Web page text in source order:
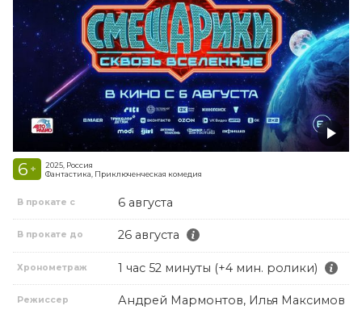
6 +
2025, Россия
Фантастика, Приключенческая комедия
В прокате с 6 августа
В прокате до 26 августа
Хронометраж 1 час 52 минуты (+4 мин. ролики)
Режиссер Андрей Мармонтов, Илья Максимов